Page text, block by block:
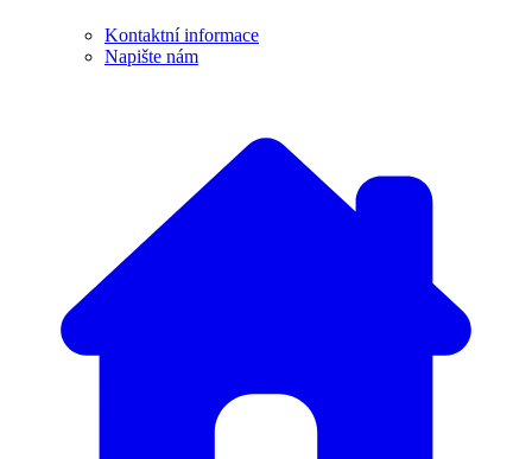
Kontaktní informace
Napište nám